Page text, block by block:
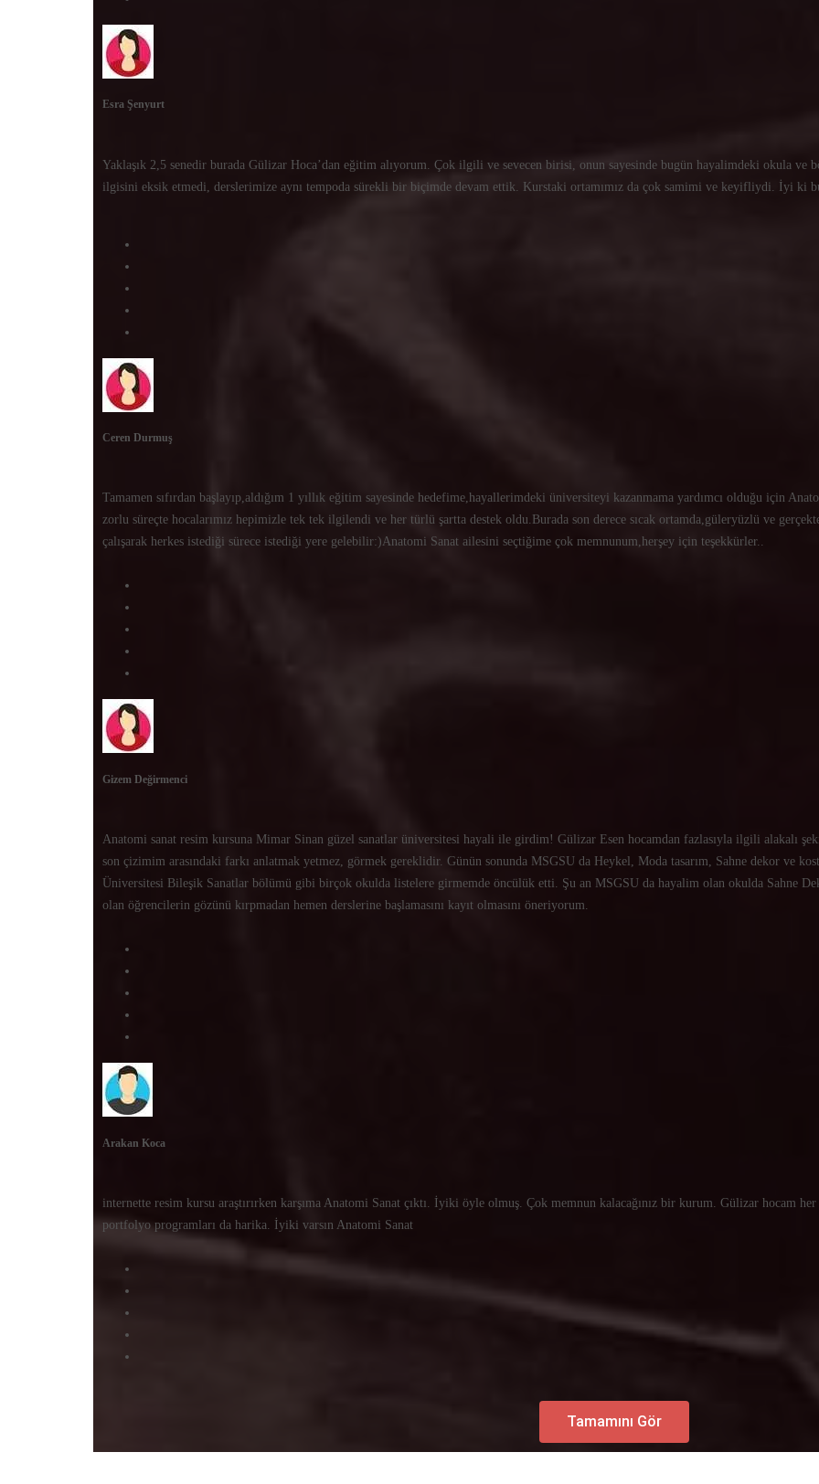
Esra Şenyurt
Yaklaşık 2,5 senedir burada Gülizar Hoca’dan eğitim alıyorum. Çok ilgili ve sevecen birisi, onun sayesinde bugün hayalimdeki okula
ilgisini eksik etmedi, derslerimize aynı tempoda sürekli bir biçimde devam ettik. Kurstaki ortamımız da çok samimi ve keyifliydi. İyi ki
Ceren Durmuş
Tamamen sıfırdan başlayıp,aldığım 1 yıllık eğitim sayesinde hedefime,hayallerimdeki üniversiteyi kazanmama yardımcı olduğu için
zorlu süreçte hocalarımız hepimizle tek tek ilgilendi ve her türlü şartta destek oldu.Burada son derece sıcak ortamda,güleryüzlü ve
çalışarak herkes istediği sürece istediği yere gelebilir:)Anatomi Sanat ailesini seçtiğime çok memnunum,herşey için teşekkürler..
Gizem Değirmenci
Anatomi sanat resim kursuna Mimar Sinan güzel sanatlar üniversitesi hayali ile girdim! Gülizar Esen hocamdan fazlasıyla ilgili alakalı
son çizimim arasındaki farkı anlatmak yetmez, görmek gereklidir. Günün sonunda MSGSU da Heykel, Moda tasarım, Sahne dekor ve
Üniversitesi Bileşik Sanatlar bölümü gibi birçok okulda listelere girmemde öncülük etti. Şu an MSGSU da hayalim olan okulda Sahne
olan öğrencilerin gözünü kırpmadan hemen derslerine başlamasını kayıt olmasını öneriyorum.
Arakan Koca
internette resim kursu araştırırken karşıma Anatomi Sanat çıktı. İyiki öyle olmuş. Çok memnun kalacağınız bir kurum. Gülizar hocam
portfolyo programları da harika. İyiki varsın Anatomi Sanat
Tamamını Gör